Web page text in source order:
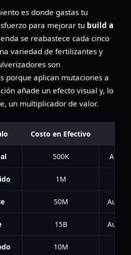
es donde gastas tu
para mejorar tu build a
se reabastece cada cinco
variedad de fertilizantes y
son
porque aplican mutaciones a
añade un efecto visual y, lo
un multiplicador de valor.
Costo en Efectivo
500K
1M
50M
15B
10M